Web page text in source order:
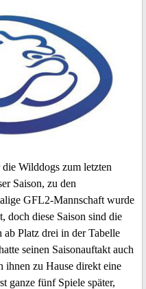
Wilddogs zum letzten
Saison, zu den
GFL2-Mannschaft wurde
doch diese Saison sind die
ab Platz drei in der Tabelle
seinen Saisonauftakt auch
ihnen zu Hause direkt eine
ganze fünf Spiele später,